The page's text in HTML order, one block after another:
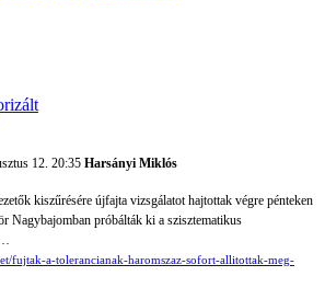
12. 20:35 Harsányi Miklós
kiszűrésére újfajta vizsgálatot hajtottak végre pénteken
Nagybajomban próbálták ki a szisztematikus
fujtak-a-tolerancianak-haromszaz-sofort-allitottak-meg-